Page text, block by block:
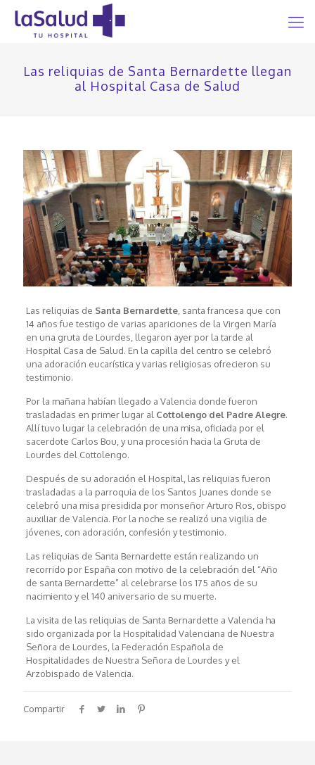
Las reliquias de Santa Bernardette llegan
al Hospital Casa de Salud
Las reliquias de Santa Bernardette, santa francesa que con
14 años fue testigo de varias apariciones de la Virgen María
en una gruta de Lourdes, llegaron ayer por la tarde al
Hospital Casa de Salud. En la capilla del centro se celebró
una adoración eucarística y varias religiosas ofrecieron su
testimonio.
Por la mañana habían llegado a Valencia donde fueron
trasladadas en primer lugar al Cottolengo del Padre Alegre.
Allí tuvo lugar la celebración de una misa, oficiada por el
sacerdote Carlos Bou, y una procesión hacia la Gruta de
Lourdes del Cottolengo.
Después de su adoración el Hospital, las reliquias fueron
trasladadas a la parroquia de los Santos Juanes donde se
celebró una misa presidida por monseñor Arturo Ros, obispo
auxiliar de Valencia. Por la noche se realizó una vigilia de
jóvenes, con adoración, confesión y testimonio.
Las reliquias de Santa Bernardette están realizando un
recorrido por España con motivo de la celebración del “Año
de santa Bernardette” al celebrarse los 175 años de su
nacimiento y el 140 aniversario de su muerte.
La visita de las reliquias de Santa Bernardette a Valencia ha
sido organizada por la Hospitalidad Valenciana de Nuestra
Señora de Lourdes, la Federación Española de
Hospitalidades de Nuestra Señora de Lourdes y el
Arzobispado de Valencia.
Compartir